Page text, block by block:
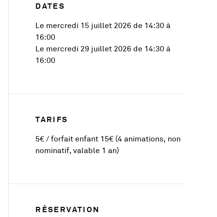
DATES
Le mercredi 15 juillet 2026 de 14:30 à
16:00
Le mercredi 29 juillet 2026 de 14:30 à
16:00
TARIFS
5€ / forfait enfant 15€ (4 animations, non
nominatif, valable 1 an)
RÉSERVATION